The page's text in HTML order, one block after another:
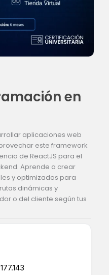
en
aplicaciones web
este framework
de ReactJS para el
Aprende a crear
y optimizadas para
dinámicas y
o del cliente según tus
177.143